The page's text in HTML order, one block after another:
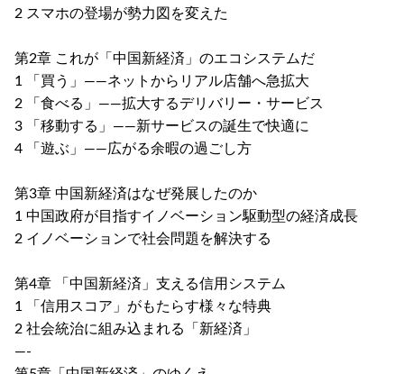
2 スマホの登場が勢力図を変えた
第2章 これが「中国新経済」のエコシステムだ
1 「買う」――ネットからリアル店舗へ急拡大
2 「食べる」――拡大するデリバリー・サービス
3 「移動する」――新サービスの誕生で快適に
4 「遊ぶ」――広がる余暇の過ごし方
第3章 中国新経済はなぜ発展したのか
1 中国政府が目指すイノベーション駆動型の経済成長
2 イノベーションで社会問題を解決する
第4章 「中国新経済」支える信用システム
1 「信用スコア」がもたらす様々な特典
2 社会統治に組み込まれる「新経済」
―‐